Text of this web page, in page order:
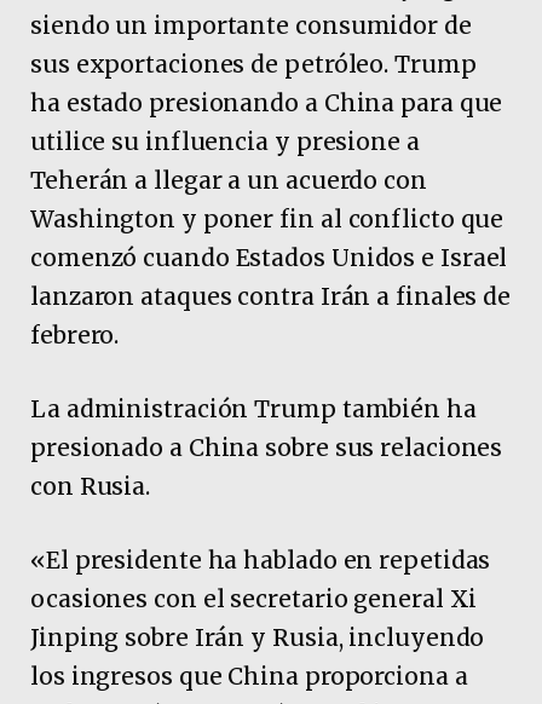
siendo un importante consumidor de
sus exportaciones de petróleo. Trump
ha estado presionando a China para que
utilice su influencia y presione a
Teherán a llegar a un acuerdo con
Washington y poner fin al conflicto que
comenzó cuando Estados Unidos e Israel
lanzaron ataques contra Irán a finales de
febrero.
La administración Trump también ha
presionado a China sobre sus relaciones
con Rusia.
«El presidente ha hablado en repetidas
ocasiones con el secretario general Xi
Jinping sobre Irán y Rusia, incluyendo
los ingresos que China proporciona a